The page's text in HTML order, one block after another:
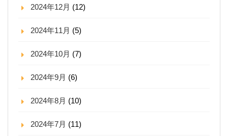
2024年12月 (12)
2024年11月 (5)
2024年10月 (7)
2024年9月 (6)
2024年8月 (10)
2024年7月 (11)